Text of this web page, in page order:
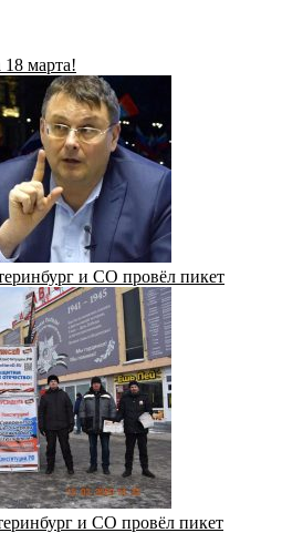
марта!
и СО провёл пикет
и СО провёл пикет